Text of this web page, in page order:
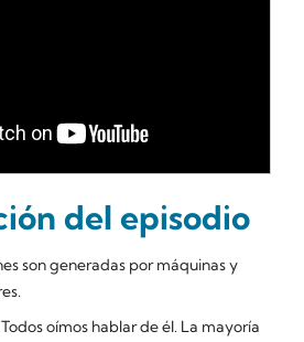
del episodio
son generadas por máquinas y
oímos hablar de él. La mayoría